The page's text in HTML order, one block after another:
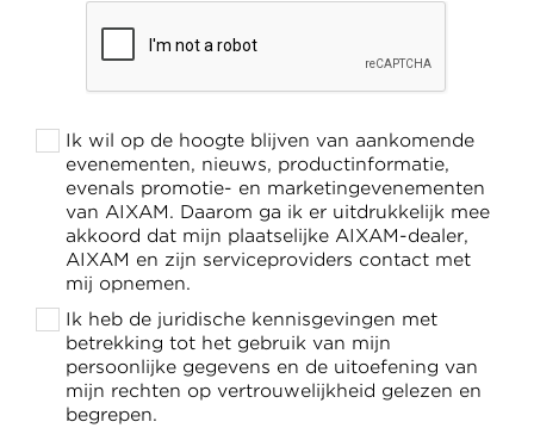
Ik wil op de hoogte blijven van aankomende
evenementen, nieuws, productinformatie,
evenals promotie- en marketingevenementen
van AIXAM. Daarom ga ik er uitdrukkelijk mee
akkoord dat mijn plaatselijke AIXAM-dealer,
AIXAM en zijn serviceproviders contact met
mij opnemen.
Ik heb de juridische kennisgevingen met
betrekking tot het gebruik van mijn
persoonlijke gegevens en de uitoefening van
mijn rechten op vertrouwelijkheid gelezen en
begrepen.